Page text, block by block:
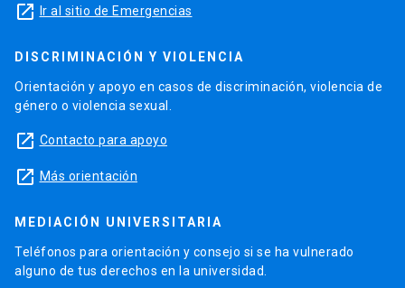
launch Ir al sitio de Emergencias
DISCRIMINACIÓN Y VIOLENCIA
Orientación y apoyo en casos de discriminación, violencia de
género o violencia sexual.
launch Contacto para apoyo
launch Más orientación
MEDIACIÓN UNIVERSITARIA
Teléfonos para orientación y consejo si se ha vulnerado
alguno de tus derechos en la universidad.